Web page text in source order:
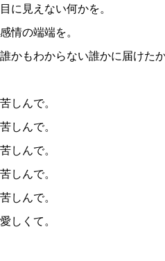
目に見えない何かを。
感情の端端を。
誰かもわからない誰かに届けた
苦しんで。
苦しんで。
苦しんで。
苦しんで。
苦しんで。
愛しくて。